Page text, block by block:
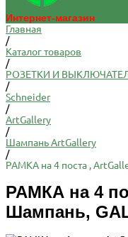
Интернет-магазин
Главная
/
Каталог товаров
/
РОЗЕТКИ И
/
Schneider
/
ArtGallery
/
Шампань ArtGallery
/
РАМКА на 4 поста ,
РАМКА на 4
Шампань,